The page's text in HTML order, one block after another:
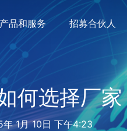
产品和服务 招募合伙人
何选择厂家
1月 10日 下午4:23